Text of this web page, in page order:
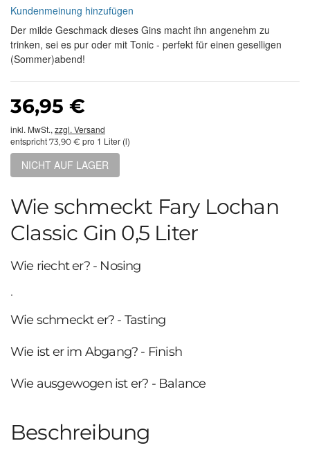
Kundenmeinung hinzufügen
Der milde Geschmack dieses Gins macht ihn angenehm zu
trinken, sei es pur oder mit Tonic - perfekt für einen geselligen
(Sommer)abend!
36,95 €
inkl. MwSt., zzgl. Versand
entspricht 73,90 € pro 1 Liter (l)
NICHT AUF LAGER
Wie schmeckt Fary Lochan
Classic Gin 0,5 Liter
Wie riecht er? - Nosing
.
Wie schmeckt er? - Tasting
Wie ist er im Abgang? - Finish
Wie ausgewogen ist er? - Balance
Beschreibung